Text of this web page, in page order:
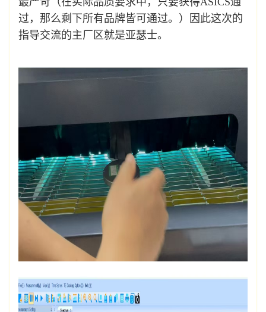
过，那么剩下所有品牌皆可通过。）因此这次的
指导交流的主厂区就是亚瑟士。